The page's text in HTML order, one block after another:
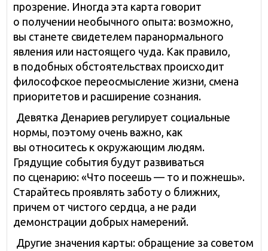
прозрение. Иногда эта карта говорит
о получении необычного опыта: возможно,
вы станете свидетелем паранормального
явления или настоящего чуда. Как правило,
в подобных обстоятельствах происходит
философское переосмысление жизни, смена
приоритетов и расширение сознания.
Девятка Денариев регулирует социальные
нормы, поэтому очень важно, как
вы относитесь к окружающим людям.
Грядущие события будут развиваться
по сценарию: «Что посеешь — то и пожнешь».
Старайтесь проявлять заботу о ближних,
причем от чистого сердца, а не ради
демонстрации добрых намерений.
Другие значения карты: обращение за советом